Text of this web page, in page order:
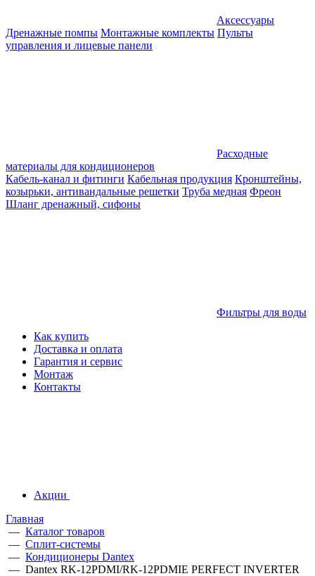
Аксессуары
Дренажные помпы Монтажные комплекты Пульты
управления и лицевые панели
Расходные
материалы для кондиционеров
Кабель-канал и фитинги Кабельная продукция Кронштейны,
козырьки, антивандальные решетки Труба медная Фреон
Шланг дренажный, сифоны
Фильтры для воды
Как купить
Доставка и оплата
Гарантия и сервис
Монтаж
Контакты
Акции
Главная
— Каталог товаров
— Сплит-системы
— Кондиционеры Dantex
— Dantex RK-12PDMI/RK-12PDMIE PERFECT INVERTER